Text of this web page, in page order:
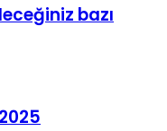
bazı